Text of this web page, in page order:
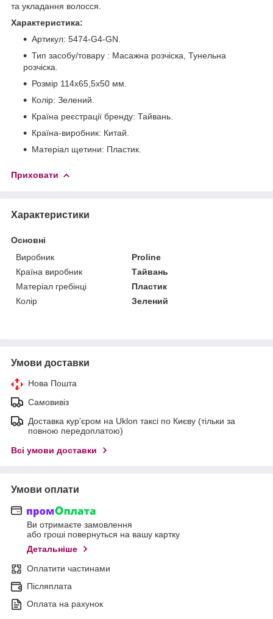
та укладання волосся.
Характеристика:
Артикул: 5474-G4-GN.
Тип засобу/товару : Масажна розчіска, Тунельна
розчіска.
Розмір 114х65,5х50 мм.
Колір: Зелений.
Країна реєстрації бренду: Тайвань.
Країна-виробник: Китай.
Матеріал щетини: Пластик.
Приховати
Характеристики
Основні
Виробник
Proline
Країна виробник
Тайвань
Матеріал гребінці
Пластик
Колір
Зелений
Умови доставки
Нова Пошта
Самовивіз
Доставка кур'єром на Uklon таксі по Києву (тільки за
повною передоплатою)
Всі умови доставки
Умови оплати
Ви отримаєте замовлення
або гроші повернуться на вашу картку
Детальніше
Оплатити частинами
Післяплата
Оплата на рахунок